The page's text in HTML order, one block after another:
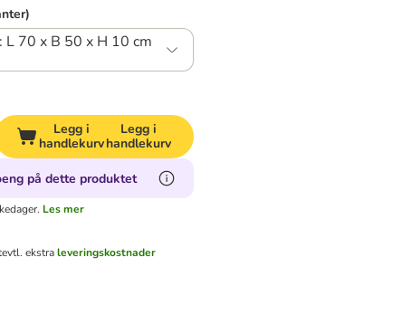
L 70 x B 50 x H 10 cm
Legg i
handlekurv
Legg i
handlekurv
på dette produktet
Les mer
evtl. ekstraleveringskostnader